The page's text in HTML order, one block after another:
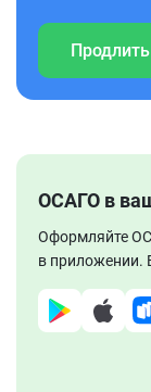
ОСАГО в
Оформляйте
в приложении.